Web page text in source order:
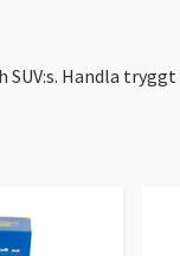
Handla tryggt